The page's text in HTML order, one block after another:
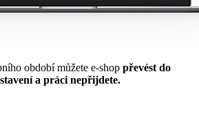
období můžete e-shop převést do
a práci nepřijdete.